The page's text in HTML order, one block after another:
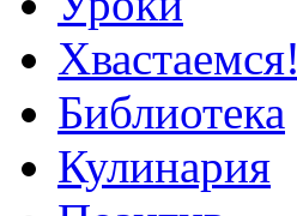
Хвастаемся!
Библиотека
Кулинария